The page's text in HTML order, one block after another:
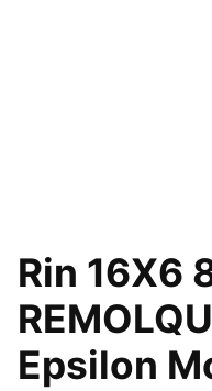
Rin 16X6
Epsilon